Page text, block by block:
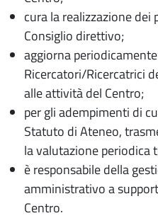
cura la realizzazione
Consiglio direttivo;
aggiorna
Ricercatori/Ricercatrici
alle attività del Centro;
per gli adempimenti di
Statuto di Ateneo,
la valutazione periodica
è responsabile della
amministrativo a
Centro.